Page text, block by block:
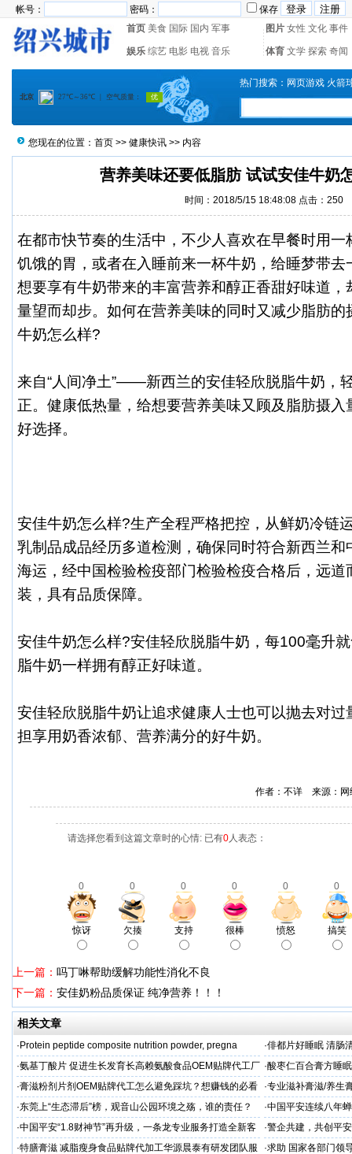
帐号： 密码：
保存
首页 美食 国际 国内 军事 图片 女性 文化 事件
娱乐 综艺 电影 电视 音乐 体育 文学 探索 奇闻
热门搜索： 网页游戏 火箭
您现在的位置： 首页 >> 健康快讯 >> 内容
营养美味还要低脂肪 试试安佳牛奶
时间：2018/5/15 18:48:08 点击： 250
在都市快节奏的生活中，不少人喜欢在早餐时用一
饥饿的胃，或者在入睡前来一杯牛奶，给睡梦带去
想要享有牛奶带来的丰富营养和醇正香甜好味道，
量望而却步。如何在营养美味的同时又减少脂肪的
牛奶怎么样?
来自“人间净土”——新西兰的安佳轻欣脱脂牛奶，
正。健康低热量，给想要营养美味又顾及脂肪摄
好选择。
安佳牛奶怎么样?生产全程严格把控，从鲜奶冷链
乳制品成品经历多道检测，确保同时符合新西兰和
海运，经中国检验检疫部门检验检疫合格后，远道
装，具有品质保障。
安佳牛奶怎么样?安佳轻欣脱脂牛奶，每100毫升
脂牛奶一样拥有醇正好味道。
安佳轻欣脱脂牛奶让追求健康人士也可以抛去对
担享用奶香浓郁、营养满分的好牛奶。
作者：不详 来源：
请选择您看到这篇文章时的心情: 已有0人表态：
0 0 0 0 0 0
惊讶 欠揍 支持 很棒 愤怒 搞笑
上一篇： 吗丁啉帮助缓解功能性消化不良
下一篇： 安佳奶粉品质保证 纯净营养！！！
相关文章
· Protein peptide composite nutrition powder, pregna ·俳都片好睡眠 清肠
·氨基丁酸片 促进生长发育长高赖氨酸食品OEM贴牌代工厂
家
·酸枣仁百合膏方睡
厂
·膏滋粉剂片剂OEM贴牌代工怎么避免踩坑？想赚钱的必看 ·专业滋补膏滋/养生
·东莞上“生态滞后”榜，观音山公园环境之殇，谁的责任？ ·中国平安连续八年
品牌"
·中国平安“1.8财神节”再升级，一条龙专业服务打造全新客
户体验
·警企共建，共创平
人才专项培训
·特膳膏滋 减脂瘦身食品贴牌代加工华源晨泰有研发团队服
·求助 国家各部门领